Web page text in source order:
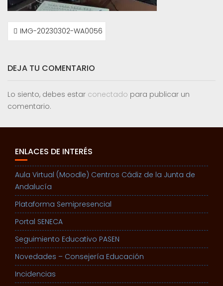
NAVEGACIÓN
DEIMG-20230302-WA0056
DEJA TU COMENTARIO
Lo siento, debes estar conectado para publicar un
comentario.
ENLACES DE INTERÉS
Aula Virtual (Moodle) Centros Cádiz de la Junta de
Andalucía
Plataforma Semipresencial
Portal SENECA
Seguimiento Educativo PASEN
Novedades – Consejería Educación
Incidencias